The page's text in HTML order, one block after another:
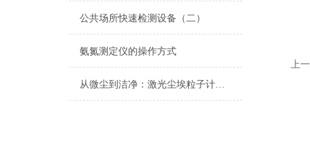
公共场所快速检测设备（二）
氨氮测定仪的操作方式
从微尘到洁净：激光尘埃粒子计数器在空气质量监测中的关键作用
上